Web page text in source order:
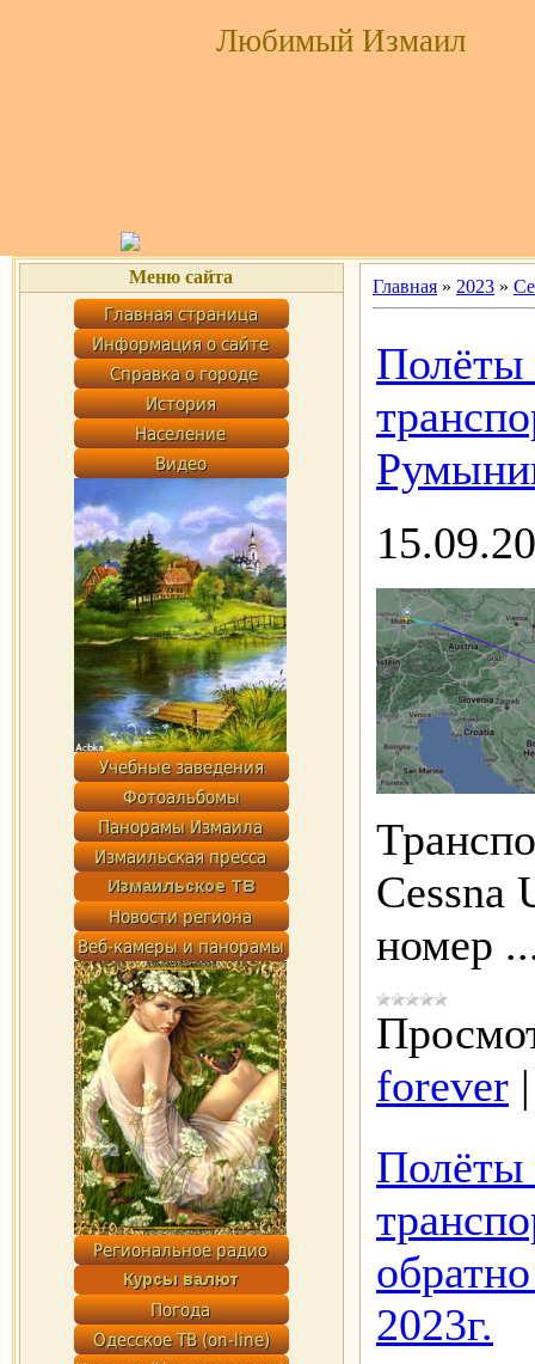
Любимый Измаил
Меню сайта Главная » 2023 »
Полёты
Cessna
номер
forever
Полёты
2023г.